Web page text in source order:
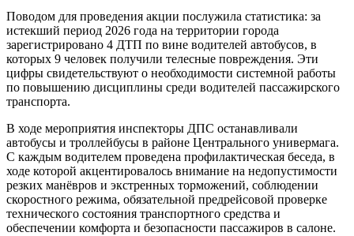
Поводом для проведения акции послужила статистика: за
истекший период 2026 года на территории города
зарегистрировано 4 ДТП по вине водителей автобусов, в
которых 9 человек получили телесные повреждения. Эти
цифры свидетельствуют о необходимости системной работы
по повышению дисциплины среди водителей пассажирского
транспорта.
В ходе мероприятия инспекторы ДПС останавливали
автобусы и троллейбусы в районе Центрального универмага.
С каждым водителем проведена профилактическая беседа, в
ходе которой акцентировалось внимание на недопустимости
резких манёвров и экстренных торможений, соблюдении
скоростного режима, обязательной предрейсовой проверке
технического состояния транспортного средства и
обеспечении комфорта и безопасности пассажиров в салоне.